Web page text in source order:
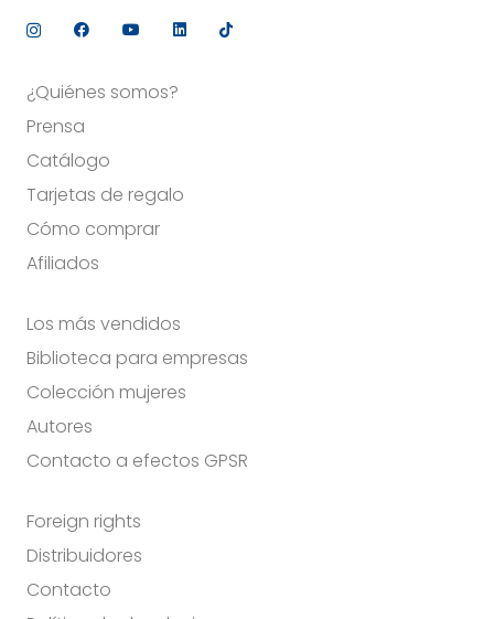
¿Quiénes somos?
Prensa
Catálogo
Tarjetas de regalo
Cómo comprar
Afiliados
Los más vendidos
Biblioteca para empresas
Colección mujeres
Autores
Contacto a efectos GPSR
Foreign rights
Distribuidores
Contacto